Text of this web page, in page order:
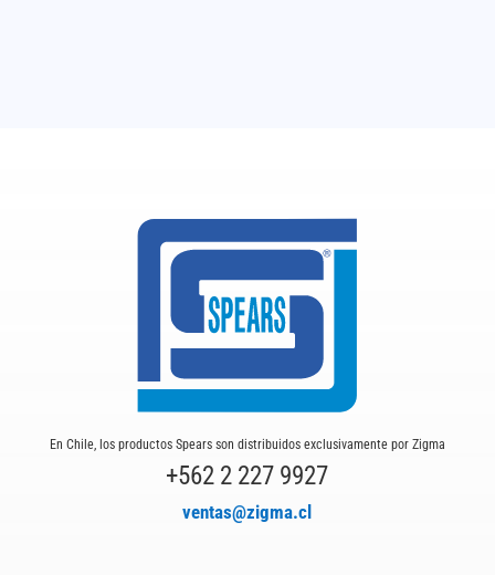
En Chile, los productos Spears son distribuidos exclusivamente por Zigma
+562 2 227 9927
ventas@zigma.cl